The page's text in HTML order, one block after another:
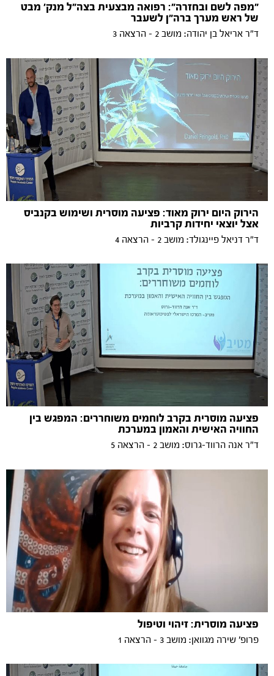
״מפה לשם ובחזרה״: רפואה מבצעית בצה״ל מנק׳ מבט
של ראש מערך ברה״ן לשעבר
ד״ר אריאל בן יהודה: מושב 2 - הרצאה 3
הירוק היום ירוק מאוד: פציעה מוסרית ושימוש בקנביס
אצל יוצאי יחידות קרביות
ד״ר דניאל פיינגולד: מושב 2 - הרצאה 4
פציעה מוסרית בקרב לוחמים משוחררים: המפגש בין
החוויה האישית והאמון במערכת
ד״ר אנה הרווד-גרוס: מושב 2 - הרצאה 5
פציעה מוסרית: זיהוי וטיפול
פרופ׳ שירה מגוואן: מושב 3 - הרצאה 1